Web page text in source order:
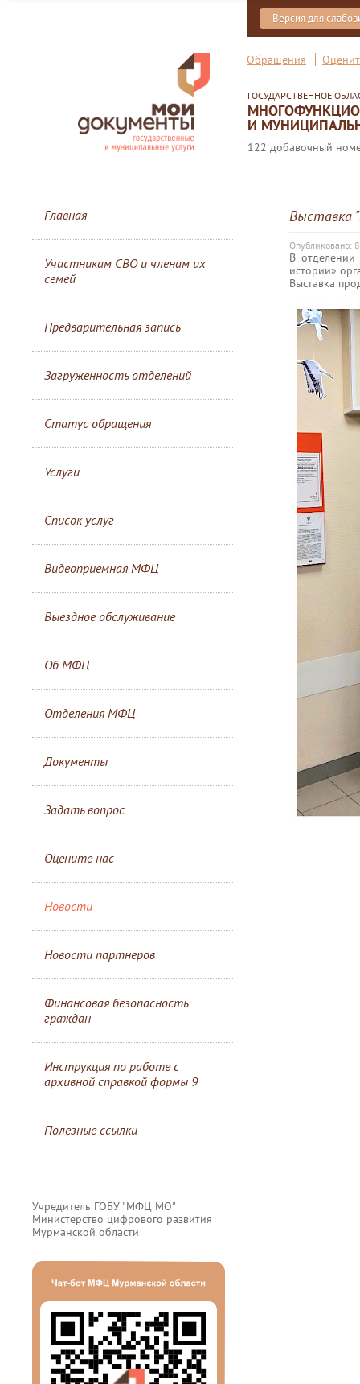
Версия для
Обращения
ГОСУДАРСТВЕННОЕ
И
122 добавочный
Главная
Участникам СВО и членам их
семей
Предварительная запись
Загруженность отделений
Статус обращения
Услуги
Список услуг
Видеоприемная МФЦ
Выездное обслуживание
Об МФЦ
Отделения МФЦ
Документы
Задать вопрос
Оцените нас
Новости
Новости партнеров
Финансовая безопасность
граждан
Инструкция по работе с
архивной справкой формы 9
Полезные ссылки
Учредитель ГОБУ "МФЦ МО"
Министерство цифрового развития
Мурманской области
Выставка
Опубликовано:
В
истории»
Выставка